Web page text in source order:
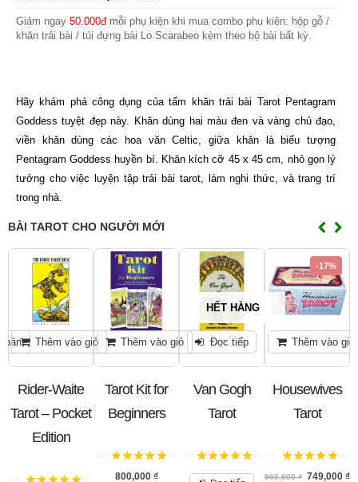
Giảm ngay 50.000đmỗi phụ kiện khi mua combo phụ kiện: hộp gỗ /
khăn trải bài / túi đựng bài Lo Scarabeo kèm theo bộ bài bất kỳ.
Hãy khám phá công dụng của tấm khăn trải bài Tarot Pentagram
Goddess tuyệt đẹp này. Khăn dùng hai màu đen và vàng chủ đạo,
viền khăn dùng các hoa văn Celtic, giữa khăn là biểu tượng
Pentagram Goddess huyền bí. Khăn kích cỡ 45 x 45 cm, nhỏ gọn lý
tưởng cho việc luyện tập trải bài tarot, làm nghi thức, và trang trí
trong nhà.
BÀI TAROT CHO NGƯỜI MỚI
bản Thêm vào giỏ
Rider-Waite
Tarot – Pocket
Edition
Thêm vào giỏ
Tarot Kit for
Beginners
800,000 ₫
HẾT HÀNG
Đọc tiếp
Van Gogh
Tarot
-17%
Thêm vào giỏ
Housewives
Tarot
900,000₫ 749,000 ₫